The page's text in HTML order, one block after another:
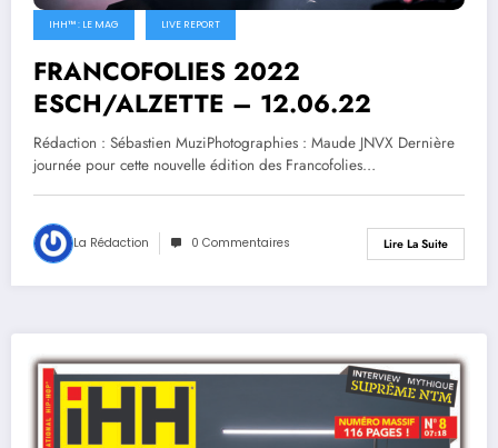
IHH™ : LE MAG LIVE REPORT
FRANCOFOLIES 2022
ESCH/ALZETTE – 12.06.22
Rédaction : Sébastien MuziPhotographies : Maude JNVX Dernière
journée pour cette nouvelle édition des Francofolies…
La Rédaction 0 Commentaires Lire La Suite